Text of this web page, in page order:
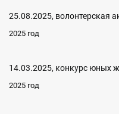
25.08.2025, волонтерская
2025 год
14.03.2025, конкурс юных
2025 год